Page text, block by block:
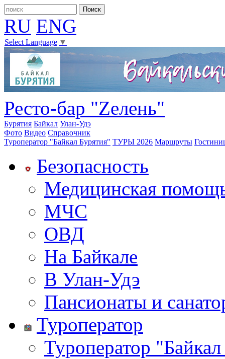
RU ENG
Select Language ▼
Ресто-бар "Zелень"
Бурятия Байкал Улан-Удэ
Фото Видео Справочник
Туроператор "Байкал Бурятия" ТУРЫ 2026 Маршруты
Безопасность
Медицинская
МЧС
ОВД
На Байкале
В Улан-Удэ
Пансионаты и
Туроператор
Туроператор